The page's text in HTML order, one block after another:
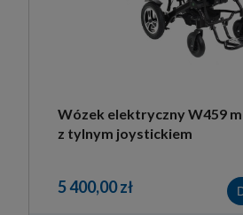
Wózek elektryczny W459
z tylnym joystickiem
5 400,00 zł